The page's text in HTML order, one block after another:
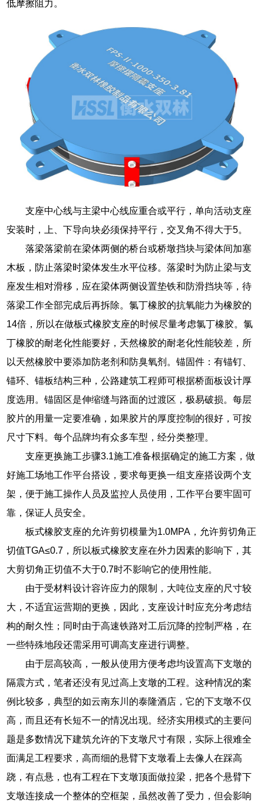
低摩擦阻力。
支座中心线与主梁中心线应重合或平行，单向活动支座
安装时，上、下导向块必须保持平行，交叉角不得大于5。
落梁落梁前在梁体两侧的桥台或桥墩挡块与梁体间加塞
木板，防止落梁时梁体发生水平位移。落梁时为防止梁与支
座发生相对滑移，应在梁体两侧设置垫铁和防滑挡块等，待
落梁工作全部完成后再拆除。氯丁橡胶的抗氧能力为橡胶的
14倍，所以在做板式橡胶支座的时候尽量考虑氯丁橡胶。氯
丁橡胶的耐老化性能要好，天然橡胶的耐老化性能较差，所
以天然橡胶中要添加防老剂和防臭氧剂。锚固件：有锚钉、
锚环、锚板结构三种，公路建筑工程师可根据桥面板设计厚
度选用。锚固区是伸缩缝与路面的过渡区，极易破损。每层
胶片的用量一定要准确，如果胶片的厚度控制的很好，可按
尺寸下料。每个品牌均有众多车型，经分类整理。
支座更换施工步骤3.1施工准备根据确定的施工方案，做
好施工场地工作平台搭设，要求每更换一组支座搭设两个支
架，便于施工操作人员及监控人员使用，工作平台要牢固可
靠，保证人员安全。
板式橡胶支座的允许剪切模量为1.0MPA，允许剪切角正
切值TGA≤0.7，所以板式橡胶支座在外力因素的影响下，其
大剪切角正切值不大于0.7时不影响它的使用性能。
由于受材料设计容许应力的限制，大吨位支座的尺寸较
大，不适宜运营期的更换，因此，支座设计时应充分考虑结
构的耐久性；同时由于高速铁路对工后沉降的控制严格，在
一些特殊地段还需采用可调高支座进行调整。
由于层高较高，一般从使用方便考虑均设置高下支墩的
隔震方式，笔者还没有见过高上支墩的工程。这种情况的案
例比较多，典型的如云南东川的泰隆酒店，它的下支墩不仅
高，而且还有长短不一的情况出现。经济实用模式的主要问
题是多数情况下建筑允许的下支墩尺寸有限，实际上很难全
面满足工程要求，高而细的悬臂下支墩看上去像人在踩高
跷，有点悬，也有工程在下支墩顶面做拉梁，把各个悬臂下
支墩连接成一个整体的空框架，虽然改善了受力，但会影响